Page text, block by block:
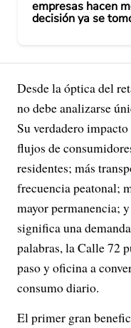
empresas hacen
decisión ya se
Desde la óptica del
no debe analizarse
Su verdadero
flujos de
residentes; más
frecuencia peatonal;
mayor permanencia;
significa una
palabras, la Calle 72
paso y oficina a
consumo diario.
El primer gran